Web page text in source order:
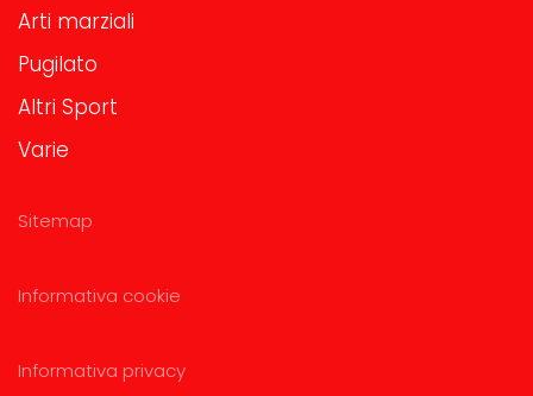
Arti marziali
Pugilato
Altri Sport
Varie
Sitemap
Informativa cookie
Informativa privacy